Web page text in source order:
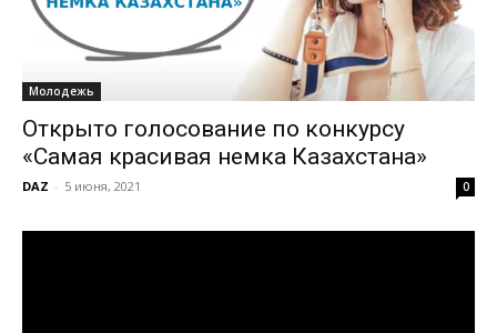
Молодежь
Открыто голосование по конкурсу
«Самая красивая немка Казахстана»
DAZ - 5 июня, 2021 0